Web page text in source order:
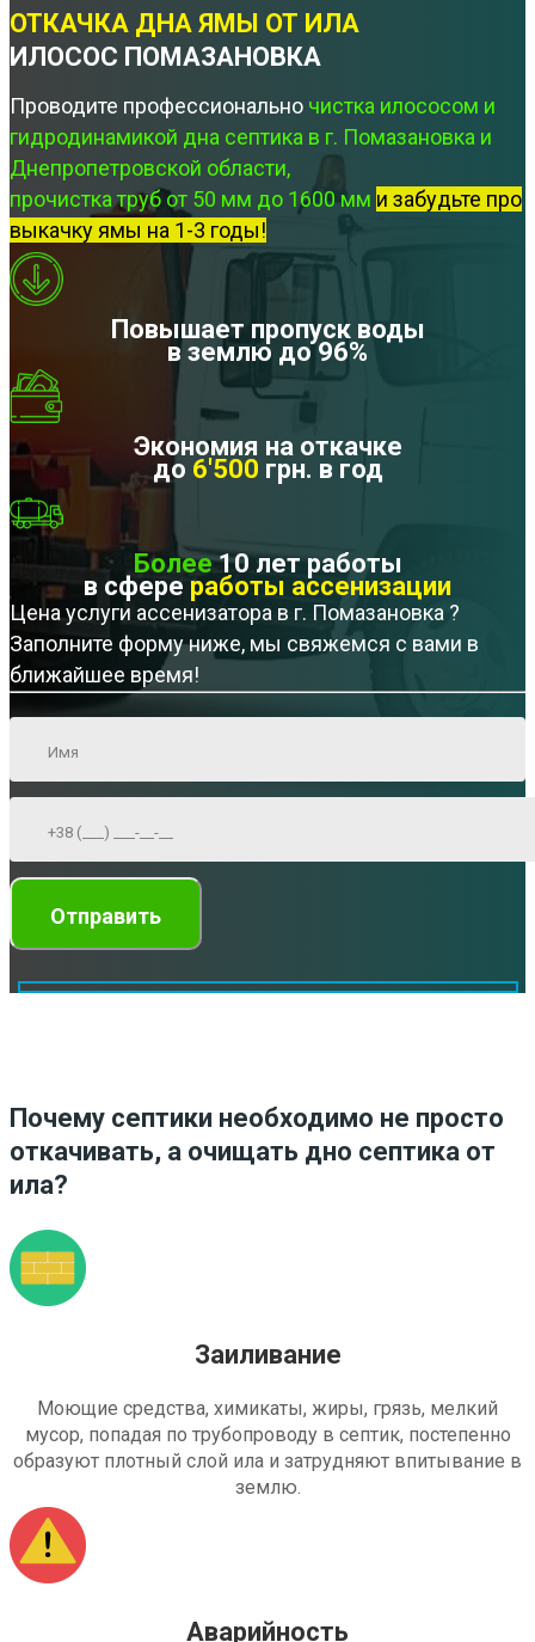
ОТКАЧКА ДНА ЯМЫ ОТ ИЛА
ИЛОСОС ПОМАЗАНОВКА
Проводите профессионально чистка илососом и
гидродинамикой дна септика в г. Помазановка и
Днепропетровской области,
прочистка труб от 50 мм до 1600 мм и забудьте про
выкачку ямы на 1-3 годы!
Повышает пропуск воды
в землю до 96%
Экономия на откачке
до 6'500 грн. в год
Более10 лет работы
в сфере работы ассенизации
Цена услуги ассенизатора в г. Помазановка ?
Заполните форму ниже, мы свяжемся с вами в
ближайшее время!
Почему септики необходимо не просто
откачивать, а очищать дно септика от
ила?
Заиливание
Моющие средства, химикаты, жиры, грязь, мелкий
мусор, попадая по трубопроводу в септик, постепенно
образуют плотный слой ила и затрудняют впитывание в
землю.
Аварийность